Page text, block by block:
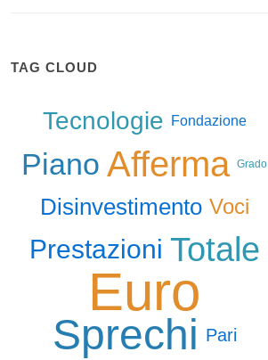
TAG CLOUD
Tecnologie Fondazione
Piano Afferma Grado
Disinvestimento Voci
Prestazioni Totale
Euro
Sprechi Pari